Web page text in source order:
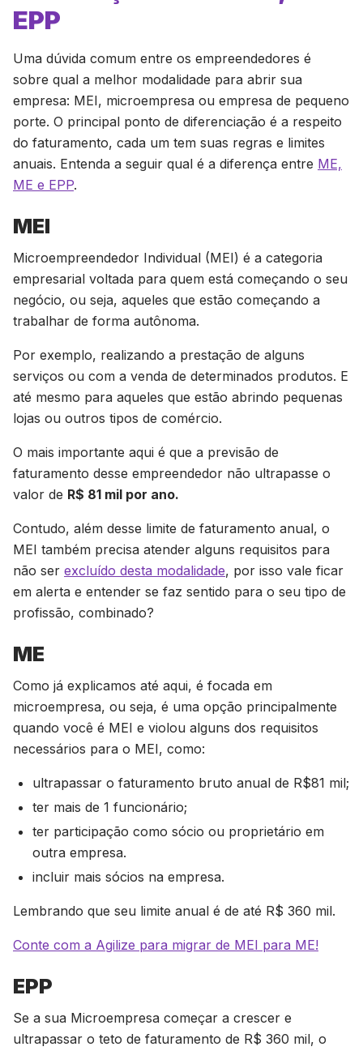
EPP
Uma dúvida comum entre os empreendedores é
sobre qual a melhor modalidade para abrir sua
empresa: MEI, microempresa ou empresa de pequeno
porte. O principal ponto de diferenciação é a respeito
do faturamento, cada um tem suas regras e limites
anuais. Entenda a seguir qual é a diferença entre ME,
ME e EPP.
MEI
Microempreendedor Individual (MEI) é a categoria
empresarial voltada para quem está começando o seu
negócio, ou seja, aqueles que estão começando a
trabalhar de forma autônoma.
Por exemplo, realizando a prestação de alguns
serviços ou com a venda de determinados produtos. E
até mesmo para aqueles que estão abrindo pequenas
lojas ou outros tipos de comércio.
O mais importante aqui é que a previsão de
faturamento desse empreendedor não ultrapasse o
valor de R$ 81 mil por ano.
Contudo, além desse limite de faturamento anual, o
MEI também precisa atender alguns requisitos para
não ser excluído desta modalidade, por isso vale ficar
em alerta e entender se faz sentido para o seu tipo de
profissão, combinado?
ME
Como já explicamos até aqui, é focada em
microempresa, ou seja, é uma opção principalmente
quando você é MEI e violou alguns dos requisitos
necessários para o MEI, como:
ultrapassar o faturamento bruto anual de R$81 mil;
ter mais de 1 funcionário;
ter participação como sócio ou proprietário em
outra empresa.
incluir mais sócios na empresa.
Lembrando que seu limite anual é de até R$ 360 mil.
Conte com a Agilize para migrar de MEI para ME!
EPP
Se a sua Microempresa começar a crescer e
ultrapassar o teto de faturamento de R$ 360 mil, o